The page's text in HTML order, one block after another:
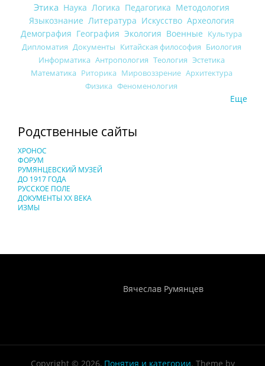
Этика Наука Логика Педагогика Методология
Языкознание Литература Искусство Археология
Демография География Экология Военные Культура
Дипломатия Документы Китайская философия Биология
Информатика Антропология Теология Эстетика
Математика Риторика Мировоззрение Архитектура
Физика Феноменология
Еще
Родственные сайты
ХРОНОС
ФОРУМ
РУМЯНЦЕВСКИЙ МУЗЕЙ
ДО 1917 ГОДА
РУССКОЕ ПОЛЕ
ДОКУМЕНТЫ XX ВЕКА
ИЗМЫ
Вячеслав Румянцев
Copyright © 2026, Понятия и категории. Theme by